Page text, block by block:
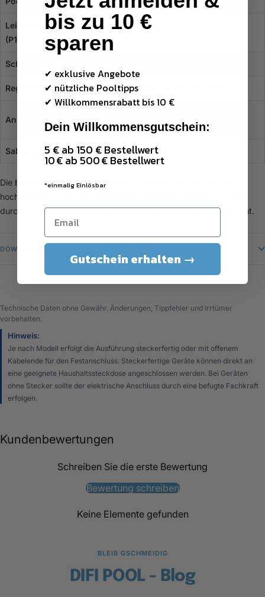
Leistungsaufnahme
(P1)
0,10 – 0,66 kW
Schalldruckpegel (1m)
Regelbereich 30% – 100% (in 5% Schritten)
Anschlüsse
Verschraubungen)
Salzwassergeeignet Ja (bis 0,5% Salzgehalt)
Die InverEco DE15ist das perfekte Upgrade für alle, die eine
hocheffiziente, leise und langlebige Poolpumpe suchen, die sich
durch die Energieersparnis in kürzester Zeit selbst bezahlt macht.
DOWNLOADS
Technische Daten ohne Gewähr. Änderungen, Tippfehler und Irrtümer
vorbehalten.
Hinweis:
Je nach Modell erfolgt die Ausführung steckerfertig oder mit offenem
Kabelende für den Festanschluss. Steckerfertige Geräte können direkt an
eine geeignete Haushaltssteckdose angeschlossen werden. Bei Geräten
ohne Stecker sollte der elektrische Anschluss durch eine befugte Fachkraft
erfolgen.
Kundenbewertungen
Schreiben Sie die erste Bewertung
Bewertung schreiben
Keine Elemente gefunden
BLEIB GSCHMEIDIG
DIFI POOL - Blog
bis zu 10 €
sparen
✔ exklusive Angebote
✔ nützliche Pooltipps
✔ Willkommensrabatt bis 10 €
Dein Willkommensgutschein:
5 € ab 150 € Bestellwert
10 € ab 500 € Bestellwert
*einmalig Einlösbar
Gutschein erhalten →